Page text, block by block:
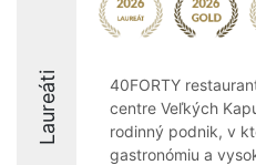
Laureáti
40FORTY
centre Veľkých
rodinný podnik, v
gastronómiu a